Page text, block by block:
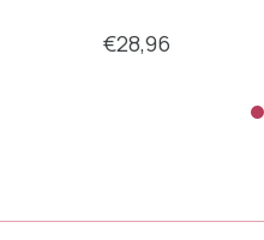
€28,96